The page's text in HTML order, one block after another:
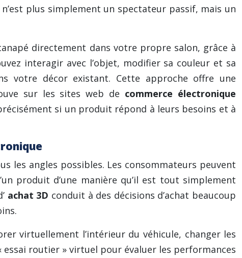
plus simplement un spectateur passif, mais un
directement dans votre propre salon, grâce à
interagir avec l’objet, modifier sa couleur et sa
votre décor existant. Cette approche offre une
sur les sites web de commerce électronique
si un produit répond à leurs besoins et à
les angles possibles. Les consommateurs peuvent
produit d’une manière qu’il est tout simplement
achat 3D conduit à des décisions d’achat beaucoup
virtuellement l’intérieur du véhicule, changer les
routier » virtuel pour évaluer les performances